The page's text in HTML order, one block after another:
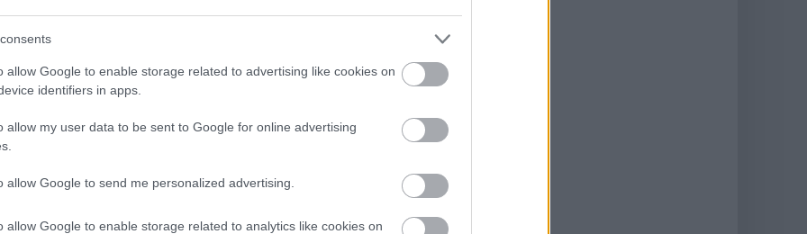
allow Google to enable storage related to advertising like cookies on
identifiers in apps.
allow my user data to be sent to Google for online advertising
allow Google to send me personalized advertising.
allow Google to enable storage related to analytics like cookies on
egyszerű felnőni, pláne, ha mindezt az
A Freeform új szériájának hősei
sem, hiszen a kiadó tévés ágazata sem tétlenkedik.
az FX-en a Légió arat sikert, a Netflixen pedig a
DareDevil, a Jessica Jones, a Luke Cage és az Iron